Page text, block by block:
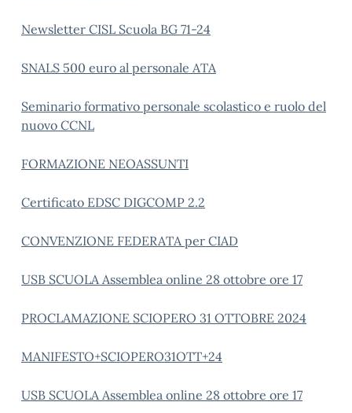
Newsletter CISL Scuola BG 71-24
SNALS 500 euro al personale ATA
Seminario formativo personale scolastico e ruolo del
nuovo CCNL
FORMAZIONE NEOASSUNTI
Certificato EDSC DIGCOMP 2.2
CONVENZIONE FEDERATA per CIAD
USB SCUOLA Assemblea online 28 ottobre ore 17
PROCLAMAZIONE SCIOPERO 31 OTTOBRE 2024
MANIFESTO+SCIOPERO31OTT+24
USB SCUOLA Assemblea online 28 ottobre ore 17